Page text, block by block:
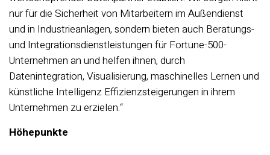
nur für die Sicherheit von Mitarbeitern im Außendienst
und in Industrieanlagen, sondern bieten auch Beratungs-
und Integrationsdienstleistungen für Fortune-500-
Unternehmen an und helfen ihnen, durch
Datenintegration, Visualisierung, maschinelles Lernen und
künstliche Intelligenz Effizienzsteigerungen in ihrem
Unternehmen zu erzielen.“
Höhepunkte